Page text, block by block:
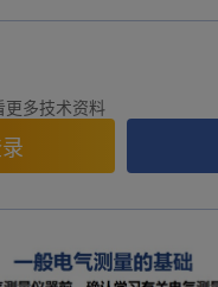
更多技术资料